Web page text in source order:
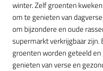
winter. Zelf groenten
om te genieten van
om bijzondere en oude
supermarkt verkrijgbaar zijn.
groenten worden geteeld
genieten van verse en